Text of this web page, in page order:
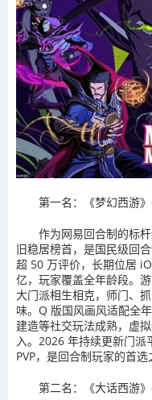
第一名：《梦幻西游
作为网易回合制的标
旧稳居榜首，是国民级回
超 50 万评价，长期位居
亿，玩家覆盖全年龄段。
大门派相生相克，师门、
味。Q 版国风画风适配全
建造等社交玩法成熟，虚
入。2026 年持续更新门
PVP，是回合制玩家的首选
第二名：《大话西游